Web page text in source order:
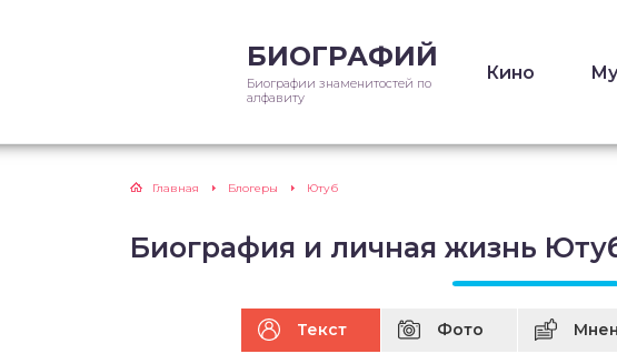
БИОГРАФИЙ
Биографии знаменитостей по
алфавиту
Кино
Главная Блогеры Ютуб
Биография и личная жизнь
Текст Фото